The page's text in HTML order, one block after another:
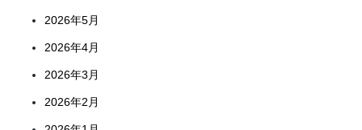
2026年5月
2026年4月
2026年3月
2026年2月